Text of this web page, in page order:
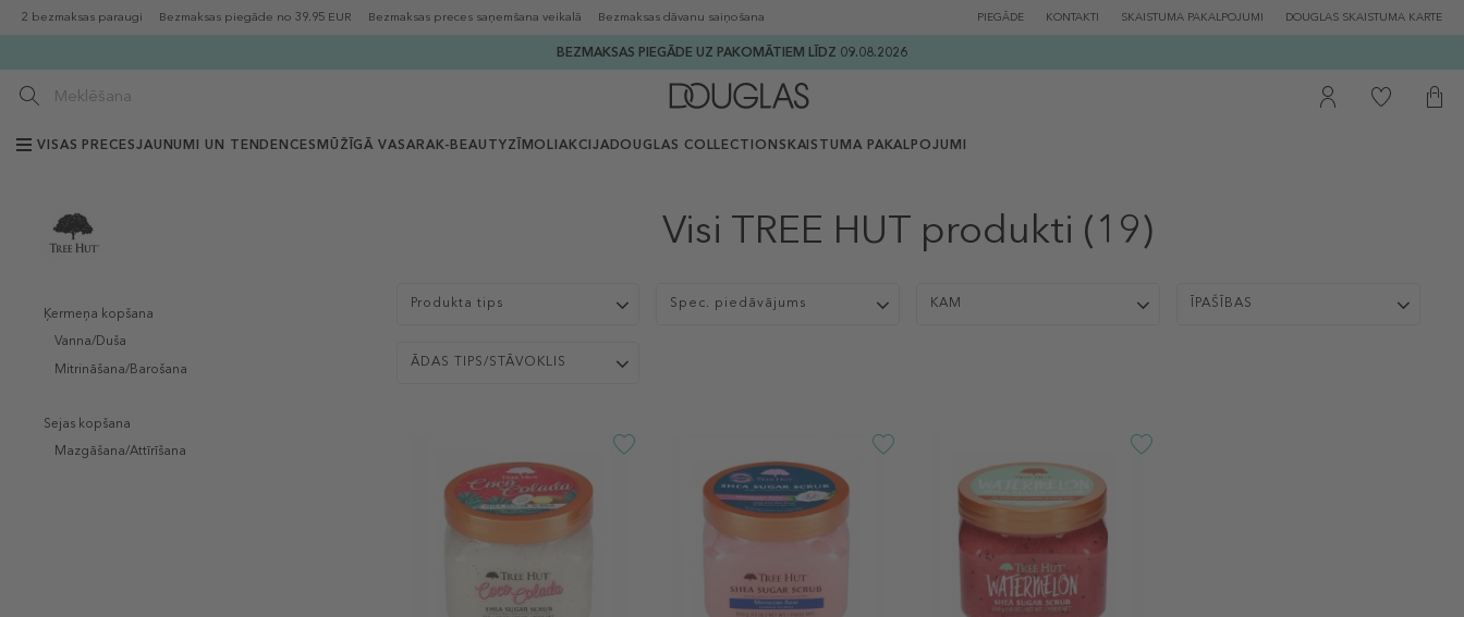
2 bezmaksas paraugi Bezmaksas piegāde no 39.95 EUR Bezmaksas preces saņemšana veikalā Bezmaksas dāvanu saiņošana PIEGĀDE KONTAKTI SKAISTUMA PAKALPOJUMI DOUGLAS SKAISTUMA KARTE
BEZMAKSAS PIEGĀDE UZ PAKOMĀTIEM LĪDZ 09.08.2026
VISAS PRECESJAUNUMI UN TENDENCES MŪŽĪGĀ VASARAK-BEAUTYZĪMOLIAKCIJADOUGLAS COLLECTION SKAISTUMA PAKALPOJUMI
Ķermeņa kopšana
Vanna/Duša
Mitrināšana/Barošana
Sejas kopšana
Mazgāšana/Attīrīšana
Visi TREE HUT produkti (19)
Produkta tips Spec. piedāvājums KAM ĪPAŠĪBAS
ĀDAS TIPS/STĀVOKLIS